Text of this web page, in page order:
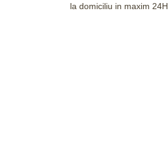
la domiciliu in maxim 24H